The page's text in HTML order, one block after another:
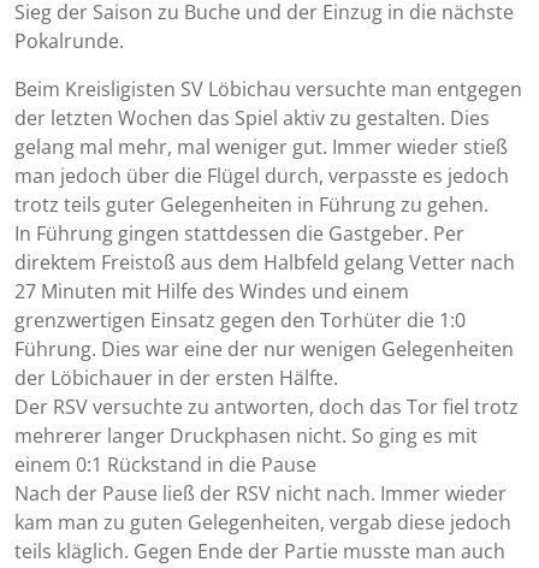
Sieg der Saison zu Buche und der Einzug in die nächste
Pokalrunde.
Beim Kreisligisten SV Löbichau versuchte man entgegen
der letzten Wochen das Spiel aktiv zu gestalten. Dies
gelang mal mehr, mal weniger gut. Immer wieder stieß
man jedoch über die Flügel durch, verpasste es jedoch
trotz teils guter Gelegenheiten in Führung zu gehen.
In Führung gingen stattdessen die Gastgeber. Per
direktem Freistoß aus dem Halbfeld gelang Vetter nach
27 Minuten mit Hilfe des Windes und einem
grenzwertigen Einsatz gegen den Torhüter die 1:0
Führung. Dies war eine der nur wenigen Gelegenheiten
der Löbichauer in der ersten Hälfte.
Der RSV versuchte zu antworten, doch das Tor fiel trotz
mehrerer langer Druckphasen nicht. So ging es mit
einem 0:1 Rückstand in die Pause
Nach der Pause ließ der RSV nicht nach. Immer wieder
kam man zu guten Gelegenheiten, vergab diese jedoch
teils kläglich. Gegen Ende der Partie musste man auch